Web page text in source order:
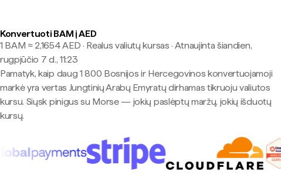
Konvertuoti BAM į AED
1 BAM ≈ 2,1654 AED · Realus valiutų kursas · Atnaujinta šiandien,
rugpjūčio 7 d., 11:23
Pamatyk, kaip daug 1 800 Bosnijos ir Hercegovinos konvertuojamoji
markė yra vertas Jungtinių Arabų Emyratų dirhamas tikruoju valiutos
kursu. Siųsk pinigus su Morse — jokių paslėptų maržų, jokių išduotų
kursų.